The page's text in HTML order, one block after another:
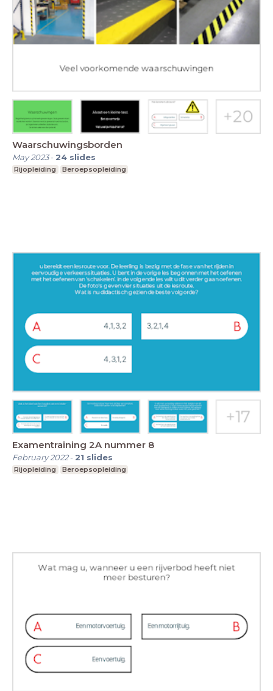
Waarschuwingsborden
May 2023- 24 slides
Rijopleiding Beroepsopleiding
Examentraining 2A nummer 8
February 2022- 21 slides
Rijopleiding Beroepsopleiding